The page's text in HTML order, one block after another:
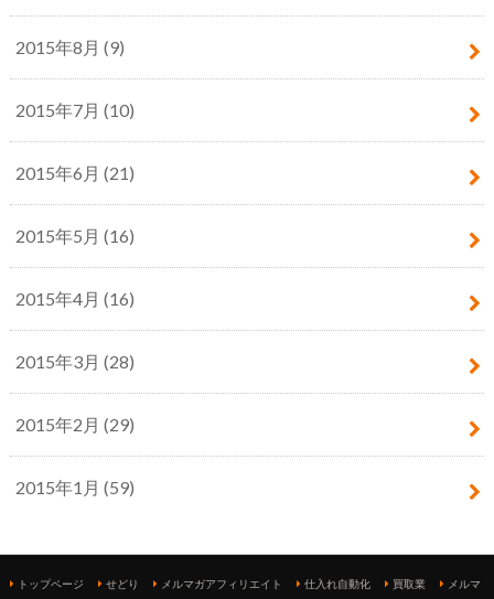
2015年8月 (9)
2015年7月 (10)
2015年6月 (21)
2015年5月 (16)
2015年4月 (16)
2015年3月 (28)
2015年2月 (29)
2015年1月 (59)
トップページ せどり メルマガアフィリエイト 仕入れ自動化 買取業 メルマ